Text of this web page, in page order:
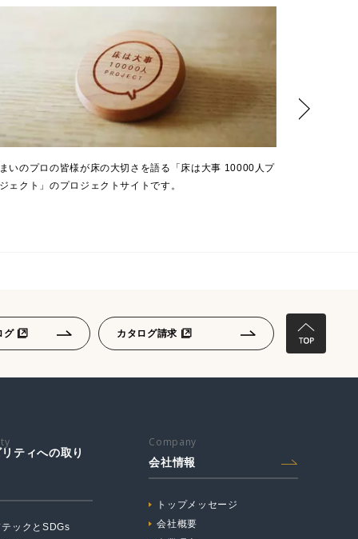
いのプロの皆様が床の大切さを語る「床は大事 10000人プ
ェクト」のプロジェクトサイトです。
グ カタログ請求
ティへの取り
ックとSDGs
Company
会社情報
トップメッセージ
会社概要